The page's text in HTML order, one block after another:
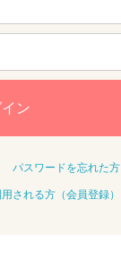
ン
パスワードを忘れた方
される方（会員登録）